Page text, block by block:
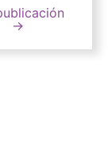
→